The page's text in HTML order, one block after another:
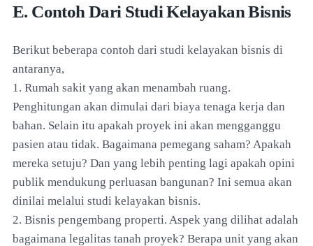
E. Contoh Dari Studi Kelayakan Bisnis
Berikut beberapa contoh dari studi kelayakan bisnis di
antaranya,
1. Rumah sakit yang akan menambah ruang.
Penghitungan akan dimulai dari biaya tenaga kerja dan
bahan. Selain itu apakah proyek ini akan mengganggu
pasien atau tidak. Bagaimana pemegang saham? Apakah
mereka setuju? Dan yang lebih penting lagi apakah opini
publik mendukung perluasan bangunan? Ini semua akan
dinilai melalui studi kelayakan bisnis.
2. Bisnis pengembang properti. Aspek yang dilihat adalah
bagaimana legalitas tanah proyek? Berapa unit yang akan